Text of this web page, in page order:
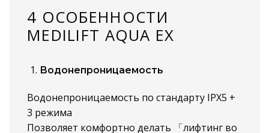
4 ОСОБЕННОСТИ
MEDILIFT AQUA EX
Водонепроницаемость
Водонепроницаемость по стандарту IPX5 +
3 режима
Позволяет комфортно делать 「лифтинг во